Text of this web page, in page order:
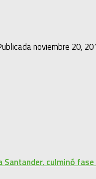
noviembre 20,
culminó